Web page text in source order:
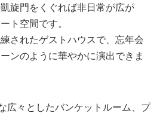
旋門をくぐれば非日常が広が
ト空間です。
されたゲストハウスで、忘年会
ンのように華やかに演出できま
広々としたバンケットルーム、プ